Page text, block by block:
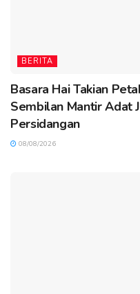
BERITA
Basara Hai Takian
Sembilan Mantir Adat
Persidangan
08/08/2026